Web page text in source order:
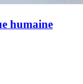
humaine